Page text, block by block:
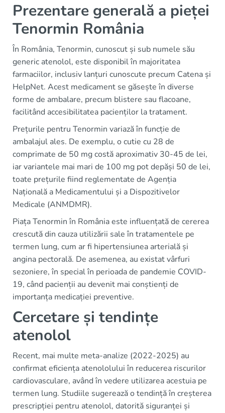
Prezentare generală a pieței
Tenormin România
În România, Tenormin, cunoscut și sub numele său
generic atenolol, este disponibil în majoritatea
farmaciilor, inclusiv lanțuri cunoscute precum Catena și
HelpNet. Acest medicament se găsește în diverse
forme de ambalare, precum blistere sau flacoane,
facilitând accesibilitatea pacienților la tratament.
Prețurile pentru Tenormin variază în funcție de
ambalajul ales. De exemplu, o cutie cu 28 de
comprimate de 50 mg costă aproximativ 30-45 de lei,
iar variantele mai mari de 100 mg pot depăși 50 de lei,
toate prețurile fiind reglementate de Agenția
Națională a Medicamentului și a Dispozitivelor
Medicale (ANMDMR).
Piața Tenormin în România este influențată de cererea
crescută din cauza utilizării sale în tratamentele pe
termen lung, cum ar fi hipertensiunea arterială și
angina pectorală. De asemenea, au existat vârfuri
sezoniere, în special în perioada de pandemie COVID-
19, când pacienții au devenit mai conștienți de
importanța medicației preventive.
Cercetare și tendințe
atenolol
Recent, mai multe meta-analize (2022-2025) au
confirmat eficiența atenololului în reducerea riscurilor
cardiovasculare, având în vedere utilizarea acestuia pe
termen lung. Studiile sugerează o tendință în creșterea
prescripției pentru atenolol, datorită siguranței și